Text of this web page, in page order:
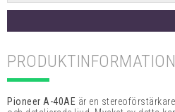
PRODUKTINFORMATION
Pioneer A-40AE är en